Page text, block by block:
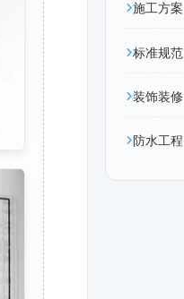
施工方案
标准规范
装饰装修
防水工程